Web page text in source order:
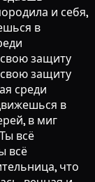
и себя,
в
защиту
защиту
среди
в
в миг
всё
всё
что